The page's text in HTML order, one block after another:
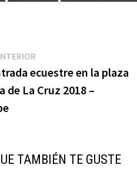
Entrada
anterior:
ecuestre en la plaza
de La Cruz 2018 –
TAMBIÉN TE GUSTE